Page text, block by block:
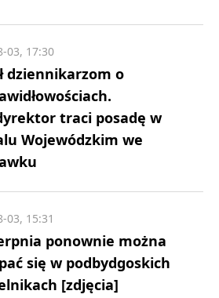
dziennikarzom o
traci posadę w
Wojewódzkim we
03, 17:30
ponownie można
się w podbydgoskich
[zdjęcia]
03, 15:31